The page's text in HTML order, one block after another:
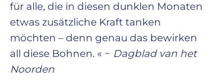
für alle, die in diesen dunklen Monaten
etwas zusätzliche Kraft tanken
möchten – denn genau das bewirken
all diese Bohnen. « − Dagblad van het
Noorden